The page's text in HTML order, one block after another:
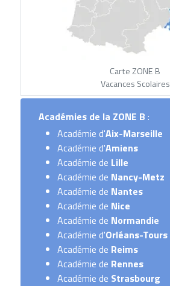
Carte ZONE B
Vacances Scolaires
Académies de la ZONE B :
Académie d'Aix-Marseille
Académie d'Amiens
Académie de Lille
Académie de Nancy-Metz
Académie de Nantes
Académie de Nice
Académie de Normandie
Académie d'Orléans-Tours
Académie de Reims
Académie de Rennes
Académie de Strasbourg